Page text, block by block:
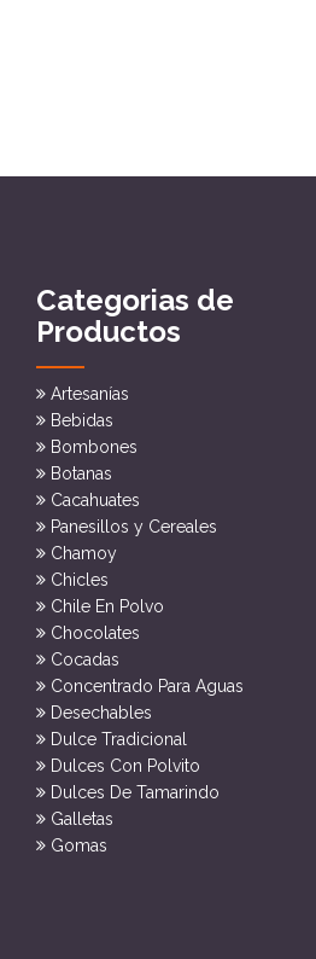
Categorias de
Productos
Artesanías
Bebidas
Bombones
Botanas
Cacahuates
Panesillos y Cereales
Chamoy
Chicles
Chile En Polvo
Chocolates
Cocadas
Concentrado Para Aguas
Desechables
Dulce Tradicional
Dulces Con Polvito
Dulces De Tamarindo
Galletas
Gomas